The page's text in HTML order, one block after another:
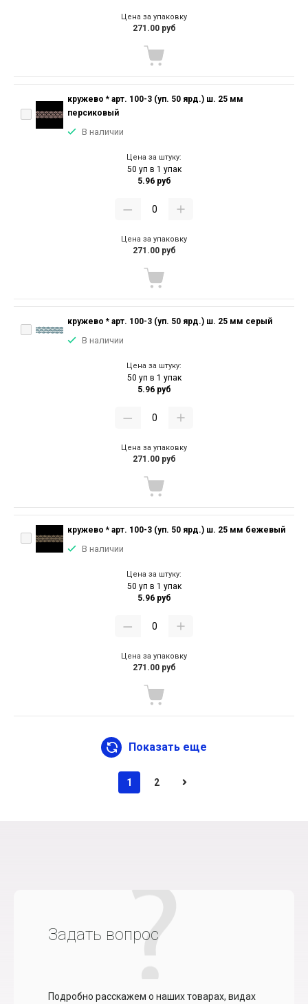
Цена за упаковку
271.00 руб
кружево * арт. 100-3 (уп. 50 ярд.) ш. 25 мм
персиковый
В наличии
Цена за штуку:
50 уп в 1 упак
5.96 руб
Цена за упаковку
271.00 руб
кружево * арт. 100-3 (уп. 50 ярд.) ш. 25 мм серый
В наличии
Цена за штуку:
50 уп в 1 упак
5.96 руб
Цена за упаковку
271.00 руб
кружево * арт. 100-3 (уп. 50 ярд.) ш. 25 мм бежевый
В наличии
Цена за штуку:
50 уп в 1 упак
5.96 руб
Цена за упаковку
271.00 руб
Показать еще
1 2
Задать вопрос
Подробно расскажем о наших товарах, видах